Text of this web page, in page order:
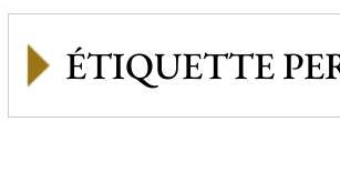
ÉTIQUETTE